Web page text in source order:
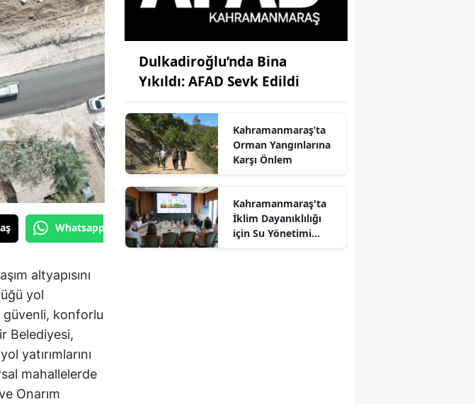
Whatsapp'tan Gönder
altyapısını
yol
güvenli, konforlu
Belediyesi,
yatırımlarını
mahallelerde
Onarım
Dulkadiroğlu’nda Bina
Yıkıldı: AFAD Sevk Edildi
Kahramanmaraş’ta
Orman Yangınlarına
Karşı Önlem
Kahramanmaraş'ta
İklim Dayanıklılığı
için Su Yönetimi